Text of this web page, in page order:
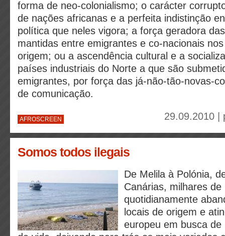
forma de neo-colonialismo; o carácter
de nações africanas e a perfeita indistinção
política que neles vigora; a força geradora
mantidas entre emigrantes e co-nacionais
origem; ou a ascendência cultural e a
países industriais do Norte a que são
emigrantes, por força das já-não-tão-novas-
de comunicação.
AFROSCREEN 29.09.2010 |
Somos todos ilegais
De Melila à Polónia,
Canárias, milhares
quotidianamente
locais de origem e
europeu em busca